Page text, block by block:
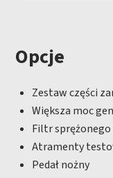
Opcje
Zestaw części
Większa moc
Filtr
Atramenty
Pedał nożny